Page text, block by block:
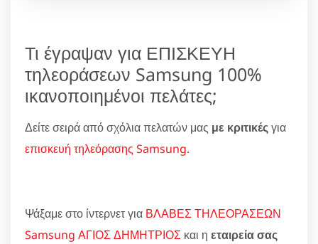
Τι έγραψαν για ΕΠΙΣΚΕΥΗ
τηλεοράσεων Samsung 100%
ικανοποιημένοι πελάτες;
Δείτε σειρά από σχόλια πελατών μας με κριτικέςγια
επισκευή τηλεόρασης Samsung.
Ψάξαμε στο ίντερνετ για ΒΛΑΒΕΣ ΤΗΛΕΟΡΑΣΕΩΝ
Samsung ΑΓΙΟΣ ΔΗΜΗΤΡΙΟΣ και η εταιρεία σας